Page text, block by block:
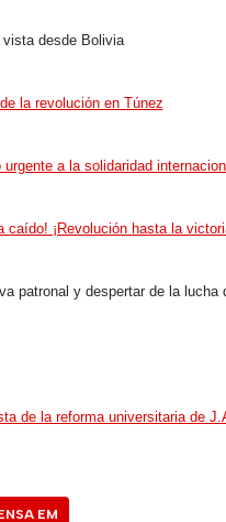
desde Bolivia
la revolución en Túnez
urgente a la solidaridad
caído! ¡Revolución hasta la
patronal y despertar de la lucha
de la reforma universitaria de
EM